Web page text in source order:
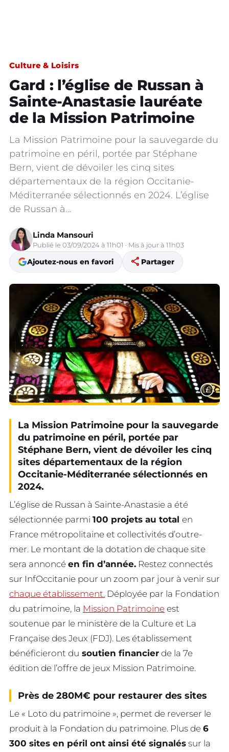
Culture & Loisirs
Gard : l’église de Russan à
Sainte-Anastasie lauréate
de la Mission Patrimoine
La Mission Patrimoine pour la sauvegarde du
patrimoine en péril, portée par Stéphane
Bern, vient de dévoiler les cinq sites
départementaux de la région Occitanie-
Méditerranée sélectionnés en 2024. L’église
de Russan à…
Linda Mansouri
Publié le 03/09/2024 à 11h01 · Mis à jour à 11h03
Ajoutez-nous en favori share Partager
i
La Mission Patrimoine pour la sauvegarde
du patrimoine en péril, portée par
Stéphane Bern, vient de dévoiler les cinq
sites départementaux de la région
Occitanie-Méditerranée sélectionnés en
2024.
L’église de Russan à Sainte-Anastasie a été
sélectionnée parmi 100 projets au total en
France métropolitaine et collectivités d’outre-
mer. Le montant de la dotation de chaque site
sera annoncé en fin d’année. Restez connectés
sur InfOccitanie pour un zoom par jour à venir sur
chaque établissement. Déployée par la Fondation
du patrimoine, la Mission Patrimoine est
soutenue par le ministère de la Culture et La
Française des Jeux (FDJ). Les établissement
bénéficieront du soutien financier de la 7e
édition de l’offre de jeux Mission Patrimoine.
Près de 280M€ pour restaurer des sites
Le « Loto du patrimoine », permet de reverser le
produit à la Fondation du patrimoine. Plus de 6
300 sites en péril ont ainsi été signalés sur la